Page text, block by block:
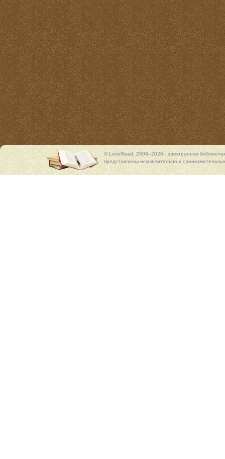
© LoveRead, 2009–2026 - электронная
представлены исключительно в